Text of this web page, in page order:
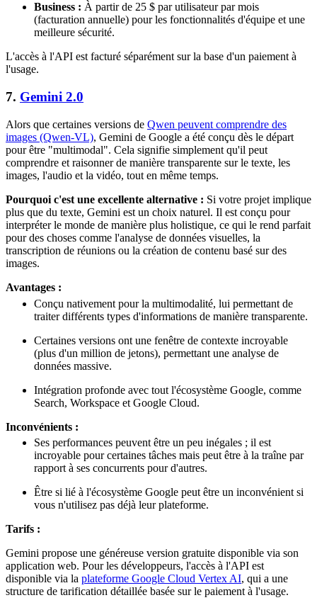
Business : À partir de 25 $ par utilisateur par mois
(facturation annuelle) pour les fonctionnalités d'équipe et une
meilleure sécurité.
L'accès à l'API est facturé séparément sur la base d'un paiement à
l'usage.
7. Gemini 2.0
Alors que certaines versions de Qwen peuvent comprendre des
images (Qwen-VL), Gemini de Google a été conçu dès le départ
pour être "multimodal". Cela signifie simplement qu'il peut
comprendre et raisonner de manière transparente sur le texte, les
images, l'audio et la vidéo, tout en même temps.
Pourquoi c'est une excellente alternative : Si votre projet implique
plus que du texte, Gemini est un choix naturel. Il est conçu pour
interpréter le monde de manière plus holistique, ce qui le rend parfait
pour des choses comme l'analyse de données visuelles, la
transcription de réunions ou la création de contenu basé sur des
images.
Avantages :
Conçu nativement pour la multimodalité, lui permettant de
traiter différents types d'informations de manière transparente.
Certaines versions ont une fenêtre de contexte incroyable
(plus d'un million de jetons), permettant une analyse de
données massive.
Intégration profonde avec tout l'écosystème Google, comme
Search, Workspace et Google Cloud.
Inconvénients :
Ses performances peuvent être un peu inégales ; il est
incroyable pour certaines tâches mais peut être à la traîne par
rapport à ses concurrents pour d'autres.
Être si lié à l'écosystème Google peut être un inconvénient si
vous n'utilisez pas déjà leur plateforme.
Tarifs :
Gemini propose une généreuse version gratuite disponible via son
application web. Pour les développeurs, l'accès à l'API est
disponible via la plateforme Google Cloud Vertex AI, qui a une
structure de tarification détaillée basée sur le paiement à l'usage.